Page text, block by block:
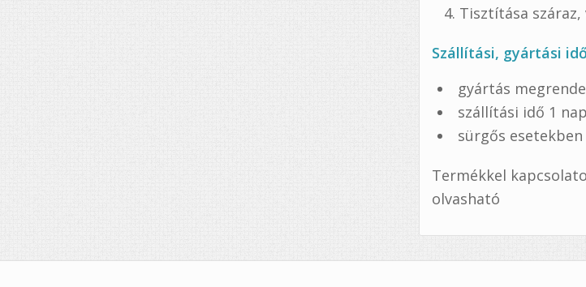
Tisztítása száraz,
Szállítási, gyártási
gyártás
szállítási idő 1 nap
sürgős
Termékkel
olvasható